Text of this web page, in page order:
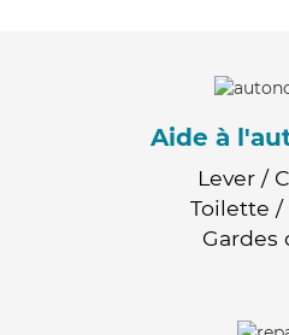
Aide à
Lever /
Toilette /
Gardes